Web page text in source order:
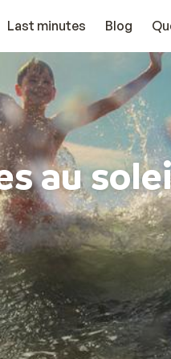
Last minutes Blog
au